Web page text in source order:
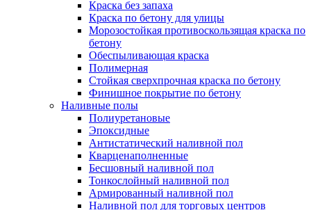
Краска без запаха
Краска по бетону для улицы
Морозостойкая противоскользящая краска по
бетону
Обеспыливающая краска
Полимерная
Стойкая сверхпрочная краска по бетону
Финишное покрытие по бетону
Наливные полы
Полиуретановые
Эпоксидные
Антистатический наливной пол
Кварценаполненные
Бесшовный наливной пол
Тонкослойный наливной пол
Армированный наливной пол
Наливной пол для торговых центров